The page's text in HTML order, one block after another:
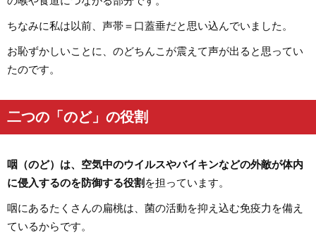
ちなみに私は以前、声帯＝口蓋垂だと思い込んでいました。
お恥ずかしいことに、のどちんこが震えて声が出ると思ってい
たのです。
二つの「のど」の役割
咽（のど）は、空気中のウイルスやバイキンなどの外敵が体内
に侵入するのを防御する役割 を担っています。
咽にあるたくさんの扁桃は、菌の活動を抑え込む免疫力を備え
ているからです。